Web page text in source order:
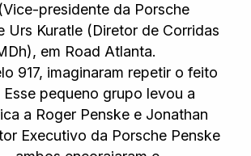
presidente da Porsche
Urs Kuratle (Diretor de Corridas
em Road Atlanta.
917, imaginaram repetir o feito
pequeno grupo levou a
a Roger Penske e Jonathan
Executivo da Porsche Penske